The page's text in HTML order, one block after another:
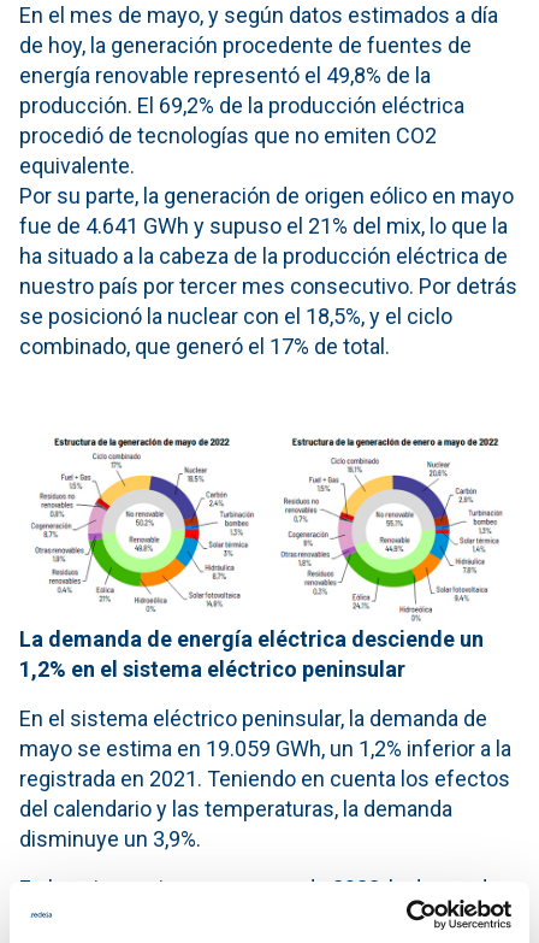
En el mes de mayo, y según datos estimados a día
de hoy, la generación procedente de fuentes de
energía renovable representó el 49,8% de la
producción. El 69,2% de la producción eléctrica
procedió de tecnologías que no emiten CO2
equivalente.
Por su parte, la generación de origen eólico en mayo
fue de 4.641 GWh y supuso el 21% del mix, lo que la
ha situado a la cabeza de la producción eléctrica de
nuestro país por tercer mes consecutivo. Por detrás
se posicionó la nuclear con el 18,5%, y el ciclo
combinado, que generó el 17% de total.
La demanda de energía eléctrica desciende un
1,2% en el sistema eléctrico peninsular
En el sistema eléctrico peninsular, la demanda de
mayo se estima en 19.059 GWh, un 1,2% inferior a la
registrada en 2021. Teniendo en cuenta los efectos
del calendario y las temperaturas, la demanda
disminuye un 3,9%.
En los cinco primeros meses de 2022, la demanda
de energía eléctrica en la Península se estima en